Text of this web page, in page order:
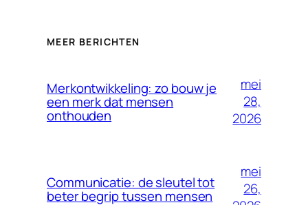
MEER BERICHTEN
Merkontwikkeling: zo bouw je
een merk dat mensen
onthouden
mei
28,
2026
Communicatie: de sleutel tot
beter begrip tussen mensen
mei
26,